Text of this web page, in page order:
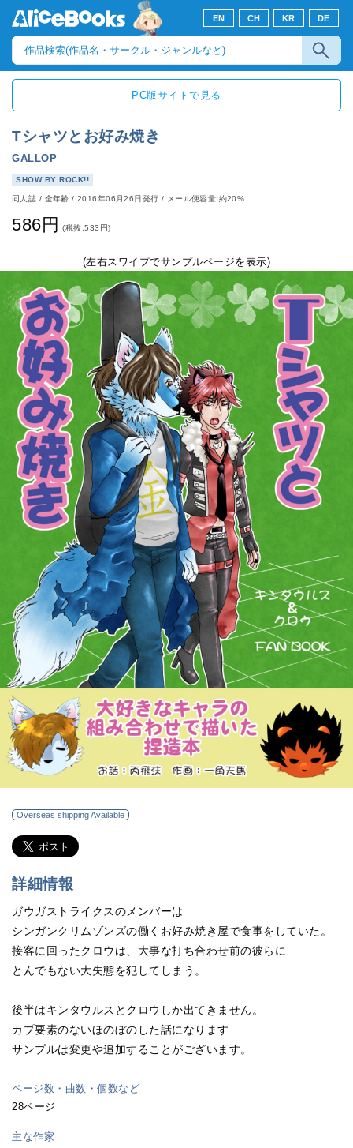
EN CH KR DE
PC版サイトで見る
Tシャツとお好み焼き
GALLOP
SHOW BY ROCK!!
同人誌 / 全年齢/2016年06月26日発行 / メール便容量:約20%
586円 (税抜:533円)
(左右スワイプでサンプルページを表示)
Overseas shipping Available
詳細情報
ガウガストライクスのメンバーは
シンガンクリムゾンズの働くお好み焼き屋で食事をしていた。
接客に回ったクロウは、大事な打ち合わせ前の彼らに
とんでもない大失態を犯してしまう。
後半はキンタウルスとクロウしか出てきません。
カプ要素のないほのぼのした話になります
サンプルは変更や追加することがございます。
ページ数・曲数・個数など
28ページ
主な作家